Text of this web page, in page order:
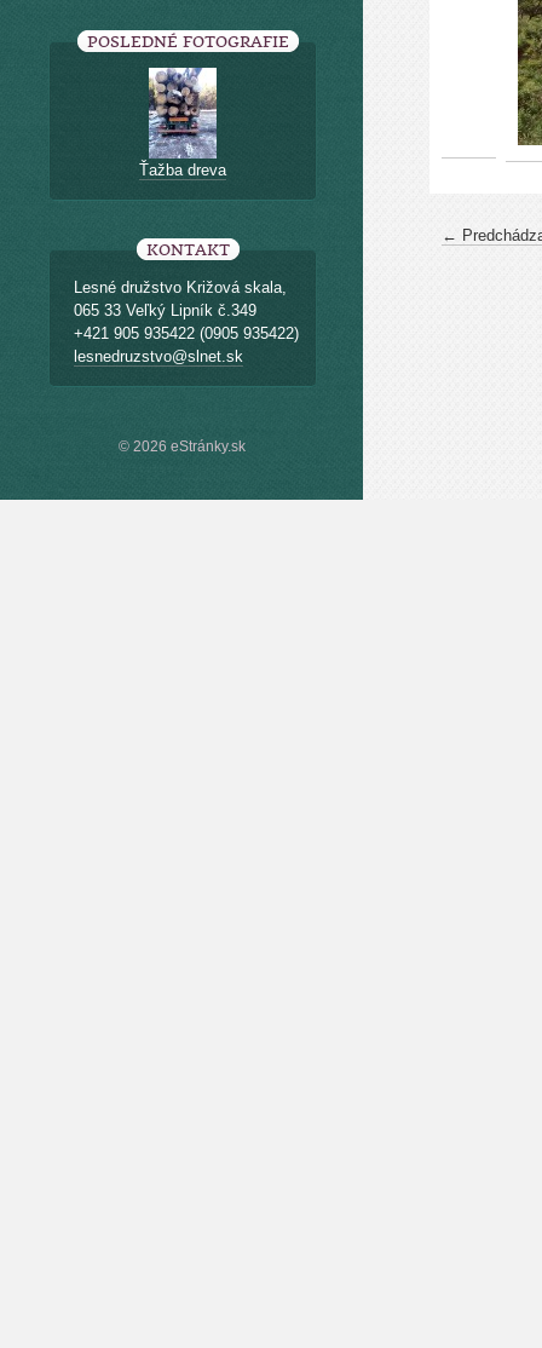
←
POSLEDNÉ FOTOGRAFIE
Ťažba dreva
KONTAKT
Lesné družstvo Križová skala,
065 33 Veľký Lipník č.349
+421 905 935422 (0905 935422)
lesnedruzstvo@slnet.sk
© 2026 eStránky.sk